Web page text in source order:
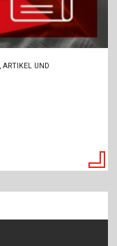
ARTIKEL UND